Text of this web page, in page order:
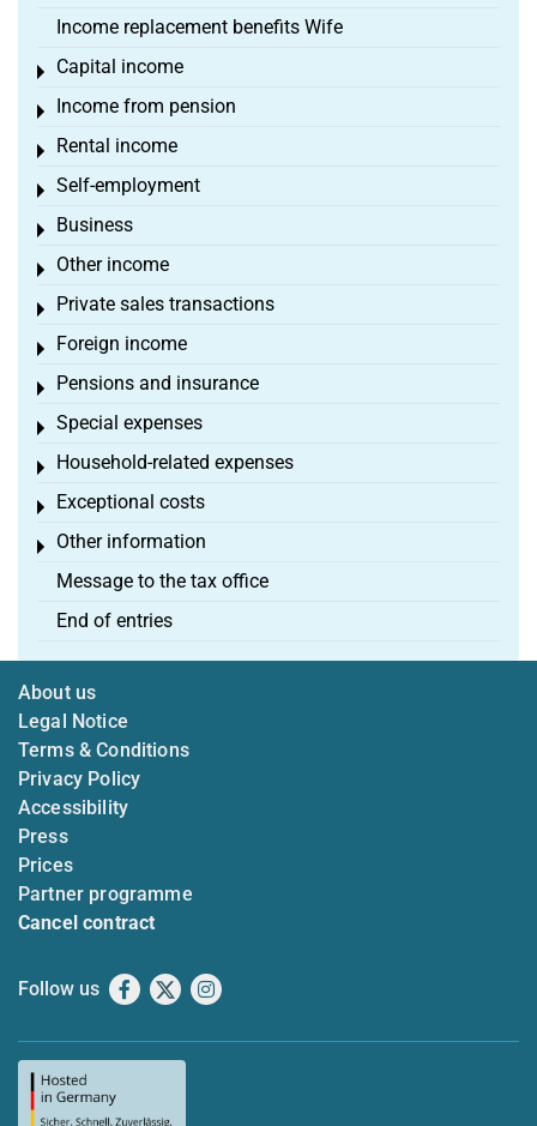
Income replacement benefits Wife
Capital income
Toggle menu
Income from pension
Toggle menu
Rental income
Toggle menu
Self-employment
Toggle menu
Business
Toggle menu
Other income
Toggle menu
Private sales transactions
Toggle menu
Foreign income
Toggle menu
Pensions and insurance
Toggle menu
Special expenses
Toggle menu
Household-related expenses
Toggle menu
Exceptional costs
Toggle menu
Other information
Toggle menu
Message to the tax office
End of entries
About us
Legal Notice
Terms & Conditions
Privacy Policy
Accessibility
Press
Prices
Partner programme
Cancel contract
Follow us Facebook
X Instagram